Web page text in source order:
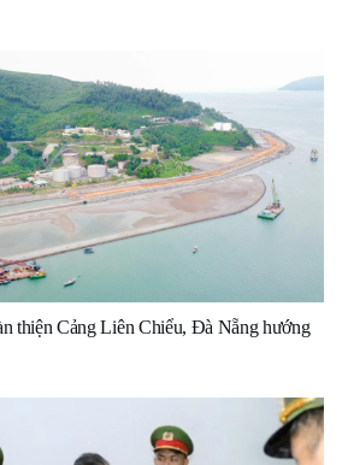
thiện Cảng Liên Chiểu, Đà Nẵng hướng